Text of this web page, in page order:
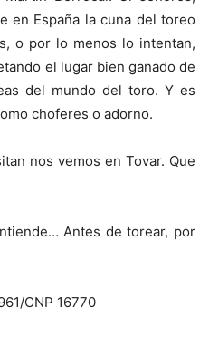
en España la cuna del toreo
o por lo menos lo intentan,
el lugar bien ganado de
del mundo del toro. Y es
choferes o adorno.
nos vemos en Tovar. Que
Antes de torear, por
CNP 16770